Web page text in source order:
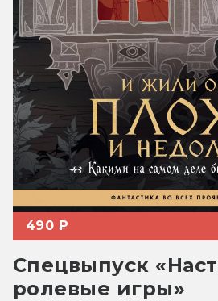
490 ₽
Спецвыпуск
ролевые игры»